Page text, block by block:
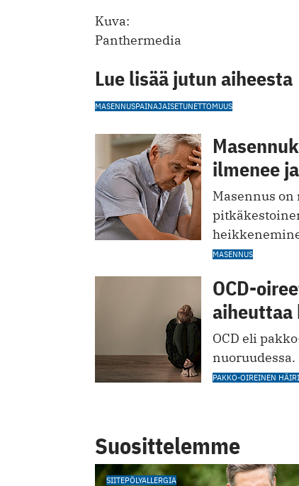
Kuva:
Panthermedia
Lue lisää jutun aiheesta
MASENNUSPAINAJAISETUNETTOMUUS
ilmenee
Masennus
MASENNUS
OCD-
OCD eli
PAKKO-OIREINEN
Suosittelemme
SIITEPÖLYALLERGIA